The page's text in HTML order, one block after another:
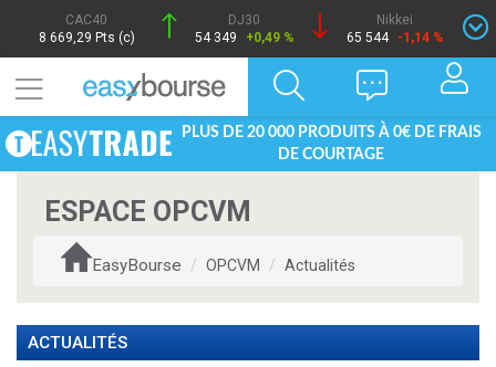
CAC40
8 669,29 Pts (c)
DJ30
54 349
+0,49 %
Nikkei
65 544 -1,14 %
PLUS DE 20 000 PRODUITS À 0€ DE FRAIS
DE COURTAGE
ESPACE OPCVM
EasyBourse OPCVM Actualités
ACTUALITÉS